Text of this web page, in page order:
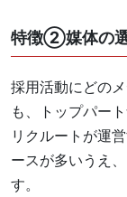
特徴②媒体の
採用活動にどの
も、トップパー
リクルートが運
ースが多いうえ、
す。